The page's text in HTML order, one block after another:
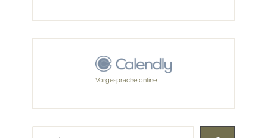
Vorgespräche online